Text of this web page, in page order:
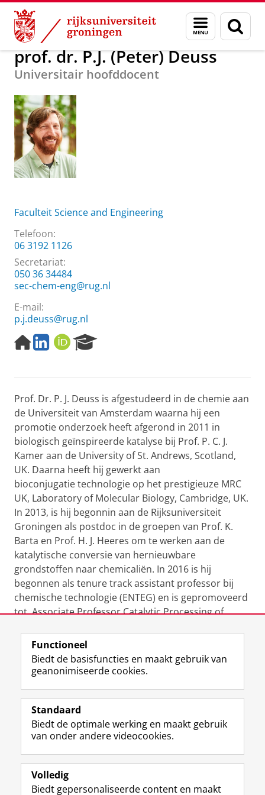
Skip
Content
Skip
Navigation
Menu
en
zoeken
Over ons prof. dr. P.J. (Peter) Deuss
prof. dr. P.J. (Peter) Deuss
Universitair hoofddocent
Faculteit Science and Engineering
Telefoon:
06 3192 1126
Secretariat:
050 36 34484
sec-chem-eng@rug.nl
E-mail:
p.j.deuss@rug.nl
H
o
e
a
g
e
L
i
k
d
I
n
O
R
I
e
r
c
h
P
o
r
t
a
l
Prof. Dr. P. J. Deuss is afgestudeerd in de chemie aan
de Universiteit van Amsterdam waarna hij een
promotie onderzoek heeft afgerond in 2011 in
biologisch geïnspireerde katalyse bij Prof. P. C. J.
Kamer aan de University of St. Andrews, Scotland,
UK. Daarna heeft hij gewerkt aan
bioconjugatie technologie op het prestigieuze MRC
UK, Laboratory of Molecular Biology, Cambridge, UK.
In 2013, is hij begonnin aan de Rijksuniversiteit
Groningen als postdoc in de groepen van Prof. K.
Barta en Prof. H. J. Heeres om te werken aan de
katalytische conversie van hernieuwbare
grondstoffen naar chemicaliën. In 2016 is hij
begonnen als tenure track assistant professor bij
chemische technologie (ENTEG) en is gepromoveerd
tot Associate Professor Catalytic Processing of
Laatst gewijzigd: 28 augustus 2024 13:48
Volg de RUG
F
a
e
b
o
p
L
i
k
e
I
-
R
S
-
f
e
R
I
n
t
r
m
Y
o
T
e
k
Studiekiezers
Alumni
Functioneel
Biedt de basisfuncties en maakt gebruik van
geanonimiseerde cookies.
Standaard
Biedt de optimale werking en maakt gebruik
van onder andere videocookies.
Volledig
Biedt gepersonaliseerde content en maakt